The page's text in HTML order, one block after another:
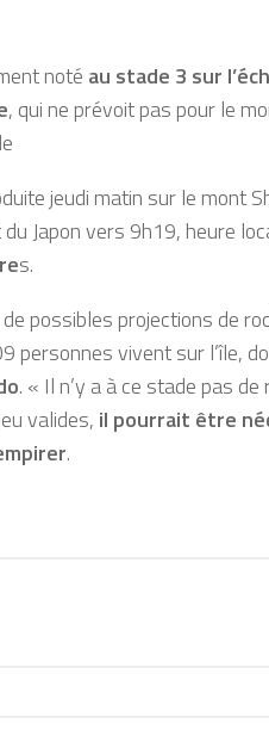
noté au stade 3 sur
, qui ne prévoit pas pour le
jeudi matin sur le mont
Japon vers 9h19, heure
s.
possibles projections de
vivent sur l’île,
. « Il n’y a à ce stade pas
valides, il pourrait être
.